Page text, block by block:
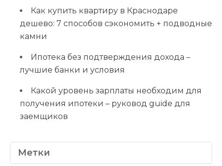
Как купить квартиру в Краснодаре
дешево: 7 способов сэкономить + подводные
камни
Ипотека без подтверждения дохода –
лучшие банки и условия
Какой уровень зарплаты необходим для
получения ипотеки – руковод guide для
заемщиков
Метки